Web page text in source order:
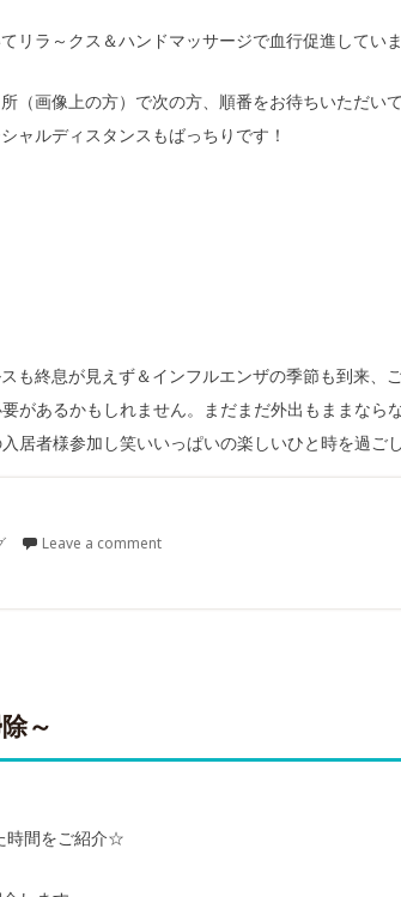
リラ～クス＆ハンドマッサージで血行促進してい
（画像上の方）で次の方、順番をお待ちいただい
ャルディスタンスもばっちりです！
も終息が見えず＆インフルエンザの季節も到来、
があるかもしれません。まだまだ外出もままなら
居者様参加し笑いいっぱいの楽しいひと時を過
Leave a comment
～
時間をご紹介☆